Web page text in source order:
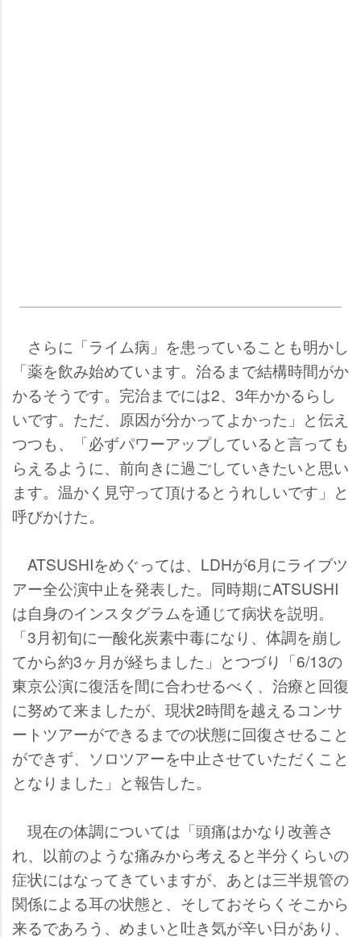
さらに「ライム病」を患っていることも明かし
「薬を飲み始めています。治るまで結構時間がか
かるそうです。完治までには2、3年かかるらし
いです。ただ、原因が分かってよかった」と伝え
つつも、「必ずパワーアップしていると言っても
らえるように、前向きに過ごしていきたいと思い
ます。温かく見守って頂けるとうれしいです」と
呼びかけた。
ATSUSHIをめぐっては、LDHが6月にライブツ
アー全公演中止を発表した。同時期にATSUSHI
は自身のインスタグラムを通じて病状を説明。
「3月初旬に一酸化炭素中毒になり、体調を崩し
てから約3ヶ月が経ちました」とつづり「6/13の
東京公演に復活を間に合わせるべく、治療と回復
に努めて来ましたが、現状2時間を越えるコンサ
ートツアーができるまでの状態に回復させること
ができず、ソロツアーを中止させていただくこと
となりました」と報告した。
現在の体調については「頭痛はかなり改善さ
れ、以前のような痛みから考えると半分くらいの
症状にはなってきていますが、あとは三半規管の
関係による耳の状態と、そしておそらくそこから
来るであろう、めまいと吐き気が辛い日があり、